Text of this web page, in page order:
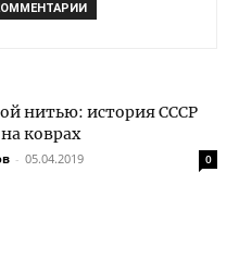
нитью: история СССР
коврах
- 05.04.2019 0